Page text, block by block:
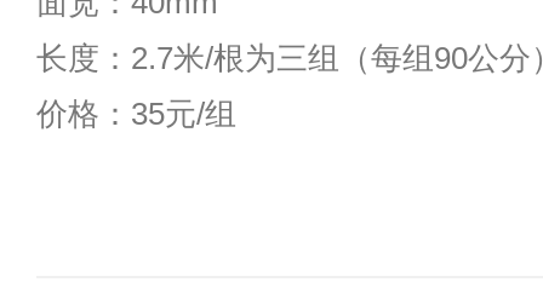
长度：2.7米/根为三组（每组90公分
价格：35元/组